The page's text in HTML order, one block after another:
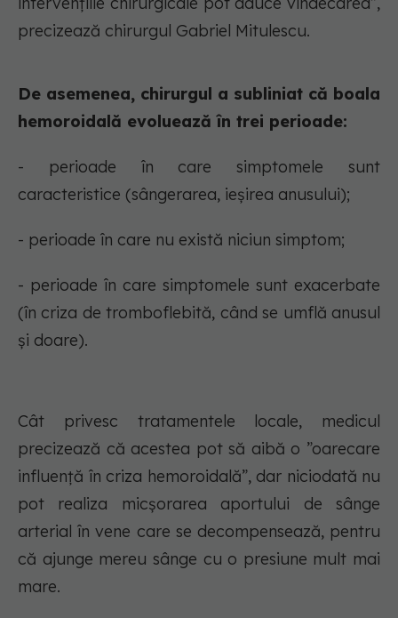
precizează chirurgul Gabriel Mitulescu.
De asemenea, chirurgul a subliniat că boala
hemoroidală evoluează în trei perioade:
- perioade în care simptomele sunt
caracteristice (sângerarea, ieșirea anusului);
- perioade în care nu există niciun simptom;
- perioade în care simptomele sunt exacerbate
(în criza de tromboflebită, când se umflă anusul
și doare).
Cât privesc tratamentele locale, medicul
precizează că acestea pot să aibă o ”oarecare
influență în criza hemoroidală”, dar niciodată nu
pot realiza micșorarea aportului de sânge
arterial în vene care se decompensează, pentru
că ajunge mereu sânge cu o presiune mult mai
mare.